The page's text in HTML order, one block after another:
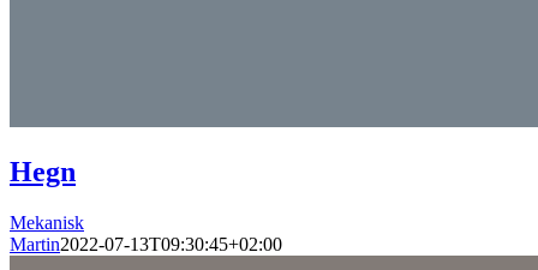
Hegn
Mekanisk
Martin2022-07-13T09:30:45+02:00